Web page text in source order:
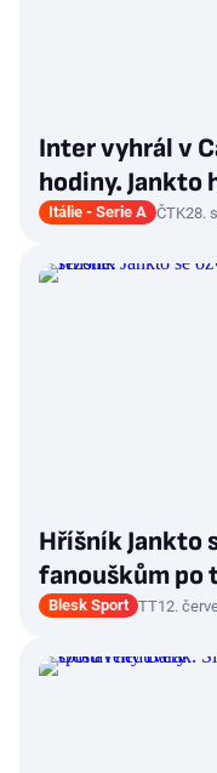
Inter vyhrál v
hodiny. Jankto
Itálie - Serie A ČTK28.
Hříšník Jankto
fanouškům po
Blesk Sport TT12.